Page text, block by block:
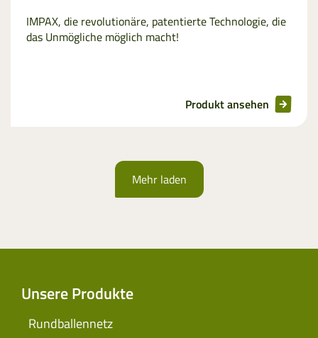
IMPAX, die revolutionäre, patentierte Technologie, die
das Unmögliche möglich macht!
Produkt ansehen
Mehr laden
Unsere Produkte
Rundballennetz